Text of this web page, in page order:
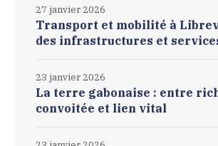
Transport et mobilité à
des infrastructures et
27 janvier 2026
La terre gabonaise : entre
convoitée et lien vital
23 janvier 2026